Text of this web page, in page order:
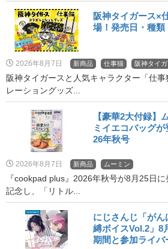
阪神タイガース×
場！発売日・種
2026年8月7日 新商品 仕事猫 阪神タイガ
阪神タイガースと人気キャラクター「仕
レーショングッズ...
【豪華2大付録】
ミイエコバッグ
26年秋号
2026年8月7日 新商品 ムーミン
『cookpad plus』2026年秋号が8月25日
記念し、「リトル...
にじさんじ「が
縛ボイスVol.2」8
期間と参加ライバ